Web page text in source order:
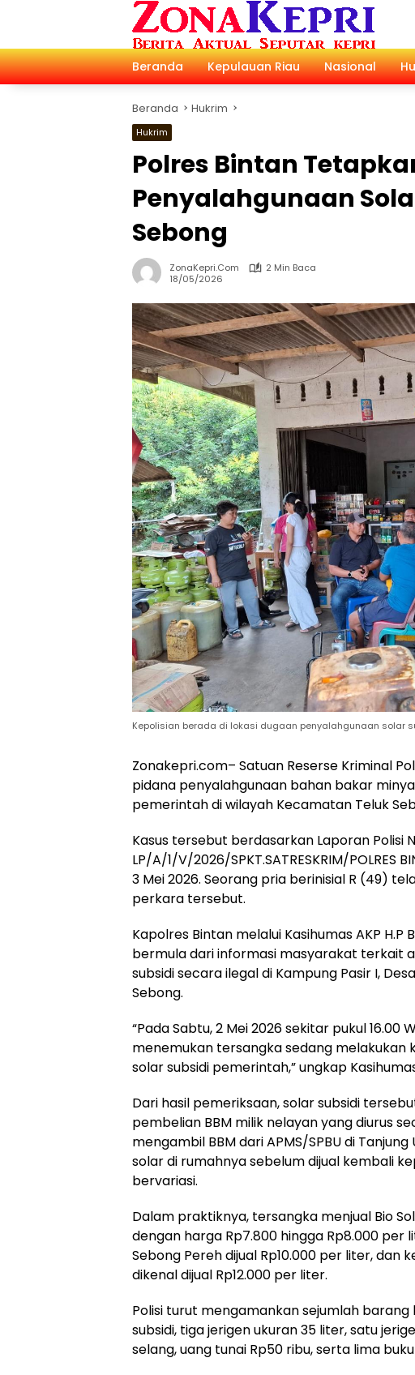
Beranda
Kepulauan Riau Nasional
Beranda Hukrim
Hukrim
Polres Bintan
Penyalahgunaan
Sebong
ZonaKepri.com
2 Min Baca
18/05/2026
Kepolisian berada di lokasi dugaan penyalahgunaan solar
Zonakepri.com– Satuan Reserse Kriminal
pidana penyalahgunaan bahan bakar
pemerintah di wilayah Kecamatan Teluk
Kasus tersebut berdasarkan Laporan Polisi
LP/A/1/V/2026/SPKT.SATRESKRIM/POLRES
3 Mei 2026. Seorang pria berinisial R (49)
perkara tersebut.
Kapolres Bintan melalui Kasihumas AKP
bermula dari informasi masyarakat terkait
subsidi secara ilegal di Kampung Pasir I,
Sebong.
“Pada Sabtu, 2 Mei 2026 sekitar pukul
menemukan tersangka sedang melakukan
solar subsidi pemerintah,” ungkap
Dari hasil pemeriksaan, solar subsidi
pembelian BBM milik nelayan yang diurus
mengambil BBM dari APMS/SPBU di
solar di rumahnya sebelum dijual kembali
bervariasi.
Dalam praktiknya, tersangka menjual Bio
dengan harga Rp7.800 hingga Rp8.000
Sebong Pereh dijual Rp10.000 per liter,
dikenal dijual Rp12.000 per liter.
Polisi turut mengamankan sejumlah
subsidi, tiga jerigen ukuran 35 liter, satu
selang, uang tunai Rp50 ribu, serta lima